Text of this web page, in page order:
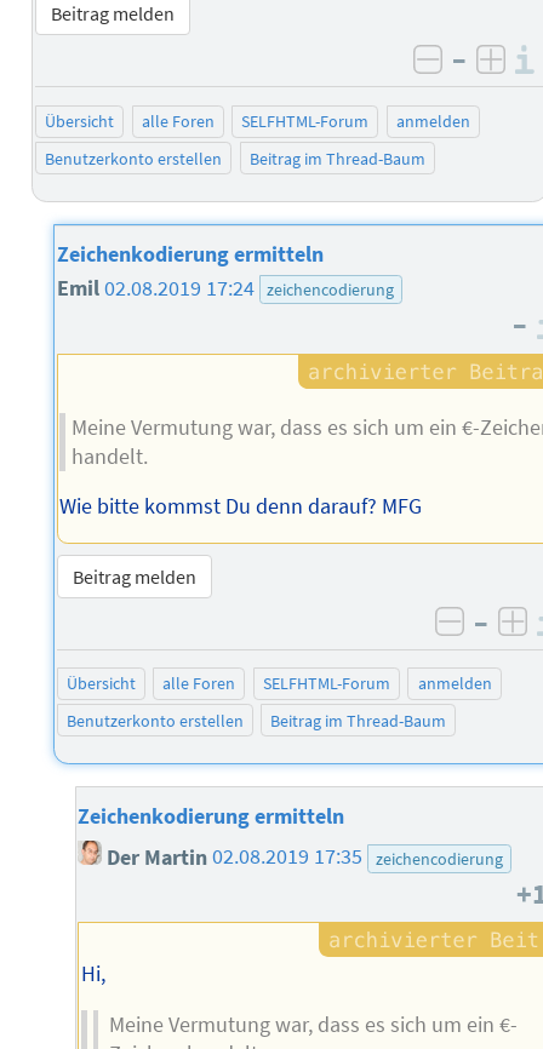
Beitrag melden
negativ
–
Übersicht alle Foren SELFHTML-Forum
anmelden
Benutzerkonto erstellen
Beitrag im Thread-Baum
Zeichenkodierung ermitteln
Emil02.08.2019 17:24 zeichencodierung
–
Meine Vermutung war, dass es sich um ein €-
handelt.
Wie bitte kommst Du denn darauf? MFG
Beitrag melden
–
Übersicht alle Foren SELFHTML-Forum
anmelden
Benutzerkonto erstellen
Beitrag im Thread-Baum
Zeichenkodierung ermitteln
Der Martin02.08.2019 17:35 zeichencodierung
Hi,
Meine Vermutung war, dass es sich um ein €-